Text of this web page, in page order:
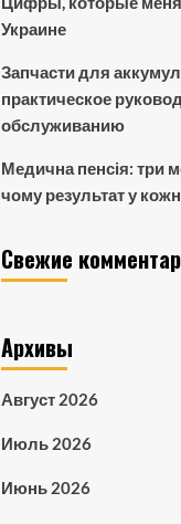
Украине
Запчасти для
практическое
обслуживанию
Медична пенсія: три
чому результат у
Свежие
Архивы
Август 2026
Июль 2026
Июнь 2026